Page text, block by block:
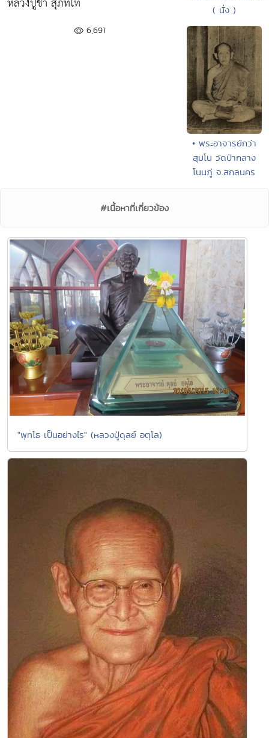
6,691
( นั่ง )
• พระอาจารย์กว่า
สุมโน วัดป่ากลาง
โนนภู่ จ.สกลนคร
#เนื้อหาที่เกี่ยวข้อง
"พุทโธ เป็นอย่างไร" (หลวงปู่ดุลย์ อตุโล)